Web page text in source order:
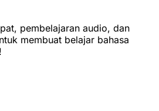
pembelajaran audio, dan
membuat belajar bahasa